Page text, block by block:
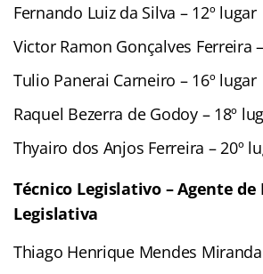
Fernando Luiz da Silva – 12º lugar
Victor Ramon Gonçalves Ferreira
Tulio Panerai Carneiro – 16º lugar
Raquel Bezerra de Godoy – 18º
Thyairo dos Anjos Ferreira – 20º
Técnico Legislativo – Agente de
Legislativa
Thiago Henrique Mendes